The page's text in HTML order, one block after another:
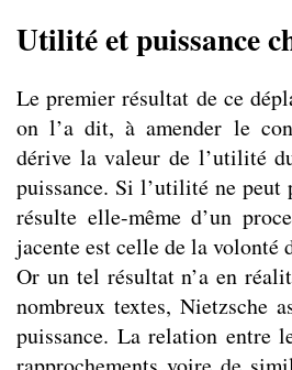
Utilité et puissance
Le premier résultat de ce
on l’a dit, à amender le
dérive la valeur de l’utilité
puissance. Si l’utilité ne peut
résulte elle-même d’un
jacente est celle de la volonté
Or un tel résultat n’a en
nombreux textes, Nietzsche
puissance. La relation entre